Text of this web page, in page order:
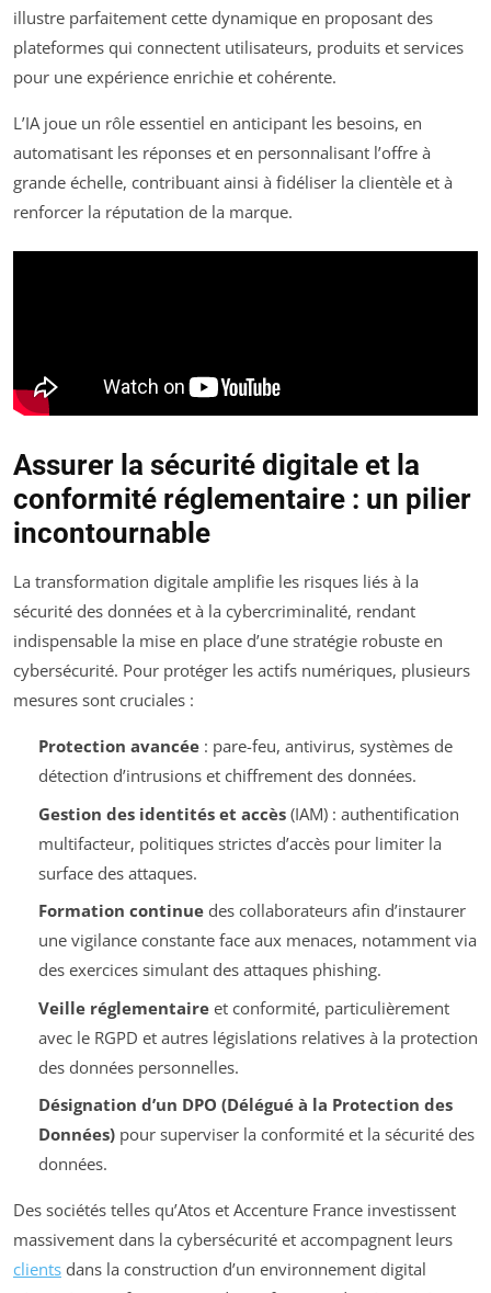
illustre parfaitement cette dynamique en proposant des
plateformes qui connectent utilisateurs, produits et services
pour une expérience enrichie et cohérente.
L’IA joue un rôle essentiel en anticipant les besoins, en
automatisant les réponses et en personnalisant l’offre à
grande échelle, contribuant ainsi à fidéliser la clientèle et à
renforcer la réputation de la marque.
Assurer la sécurité digitale et la
conformité réglementaire : un pilier
incontournable
La transformation digitale amplifie les risques liés à la
sécurité des données et à la cybercriminalité, rendant
indispensable la mise en place d’une stratégie robuste en
cybersécurité. Pour protéger les actifs numériques, plusieurs
mesures sont cruciales :
Protection avancée: pare-feu, antivirus, systèmes de
détection d’intrusions et chiffrement des données.
Gestion des identités et accès(IAM) : authentification
multifacteur, politiques strictes d’accès pour limiter la
surface des attaques.
Formation continuedes collaborateurs afin d’instaurer
une vigilance constante face aux menaces, notamment via
des exercices simulant des attaques phishing.
Veille réglementaireet conformité, particulièrement
avec le RGPD et autres législations relatives à la protection
des données personnelles.
Désignation d’un DPO (Délégué à la Protection des
Données)pour superviser la conformité et la sécurité des
données.
Des sociétés telles qu’Atos et Accenture France investissent
massivement dans la cybersécurité et accompagnent leurs
clients dans la construction d’un environnement digital